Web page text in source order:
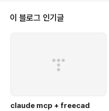
이 블로그 인기글
claude mcp + freecad